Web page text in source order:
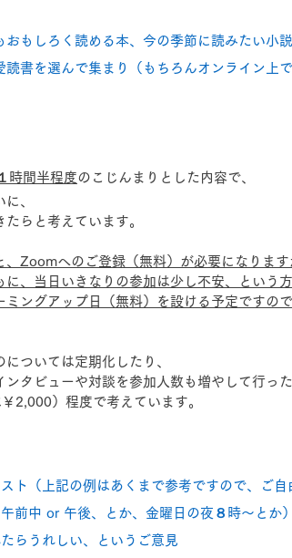
もしろく読める本、今の季節に読みたい小
書を選んで集まり（もちろんオンライン上
時間半程度のこじんまりとした内容で、
、
らと考えています。
Zoomへのご登録（無料）が必要になります
、当日いきなりの参加は少し不安、という
ングアップ日（無料）を設ける予定ですの
ついては定期化したり、
タビューや対談を参加人数も増やして行った
2,000）程度で考えています。
ト（上記の例はあくまで参考ですので、ご自
前中 or 午後、とか、金曜日の夜８時〜とか）
らうれしい、というご意見